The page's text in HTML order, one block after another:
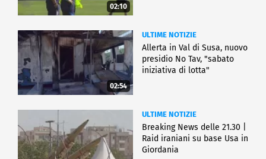
02:10
02:54
ULTIME NOTIZIE
Allerta in Val di Susa, nuovo
presidio No Tav, "sabato
iniziativa di lotta"
ULTIME NOTIZIE
Breaking News delle 21.30 |
Raid iraniani su base Usa in
Giordania